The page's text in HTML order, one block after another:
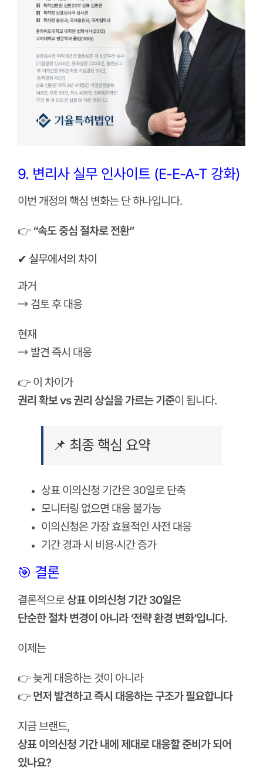
9. 변리사 실무 인사이트 (E-E-A-T 강화)
이번 개정의 핵심 변화는 단 하나입니다.
👉“속도 중심 절차로 전환”
✔ 실무에서의 차이
과거
→ 검토 후 대응
현재
→ 발견 즉시 대응
👉 이 차이가
권리 확보 vs 권리 상실을 가르는 기준이 됩니다.
📌 최종 핵심 요약
상표 이의신청 기간은 30일로 단축
모니터링 없으면 대응 불가능
이의신청은 가장 효율적인 사전 대응
기간 경과 시 비용·시간 증가
🎯 결론
결론적으로상표 이의신청 기간 30일은
단순한 절차 변경이 아니라 ‘전략 환경 변화’입니다.
이제는
👉 늦게 대응하는 것이 아니라
👉먼저 발견하고 즉시 대응하는 구조가 필요합니다
지금 브랜드,
상표 이의신청 기간 내에 제대로 대응할 준비가 되어
있나요?